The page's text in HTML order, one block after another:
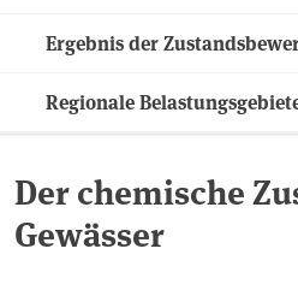
Ergebnis der
Regionale
Der chemische
Gewässer